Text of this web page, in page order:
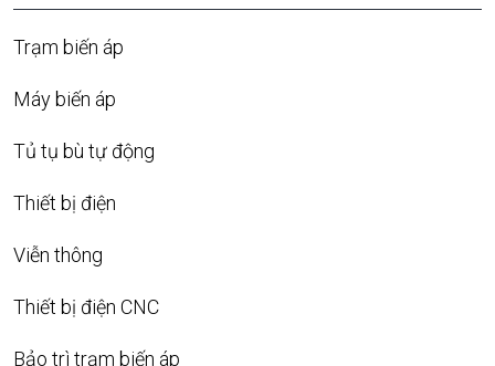
Trạm biến áp
Máy biến áp
Tủ tụ bù tự động
Thiết bị điện
Viễn thông
Thiết bị điện CNC
Bảo trì trạm biến áp